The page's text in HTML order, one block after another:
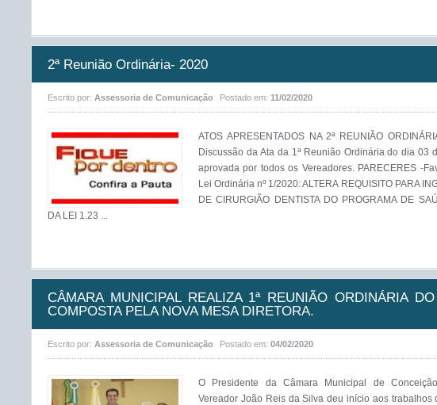
2ª Reunião Ordinária- 2020
Escrito por: Assessoria de Comunicação Postado em: 11/02/2020
ATOS APRESENTADOS NA 2ª REUNIÃO
Discussão da Ata da 1ª Reunião Ordinária do dia 03
aprovada por todos os Vereadores. PARECERES -
Lei Ordinária nº 1/2020: ALTERA REQUISITO PARA
DE CIRURGIÃO DENTISTA DO PROGRAMA DE
DA LEI 1.23 ...
CÂMARA MUNICIPAL REALIZA 1ª REUNIÃO ORDINÁRIA
COMPOSTA PELA NOVA MESA DIRETORA.
Escrito por: Assessoria de Comunicação Postado em: 04/02/2020
O Presidente da Câmara Municipal de
Vereador João Reis da Silva deu início aos trabalhos